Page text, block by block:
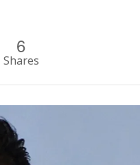
6
Shares